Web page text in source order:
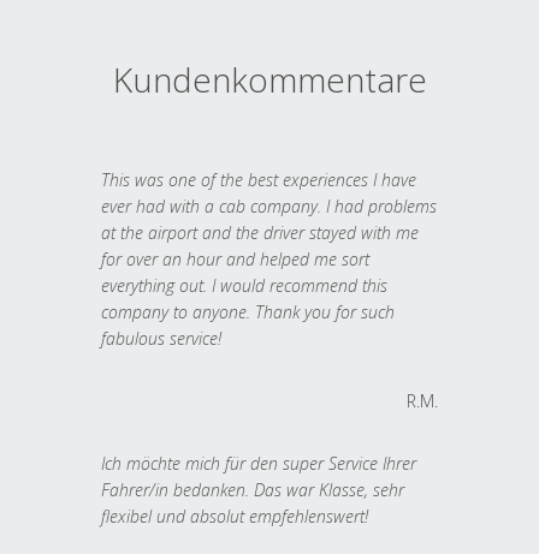
Kundenkommentare
This was one of the best experiences I have
ever had with a cab company. I had problems
at the airport and the driver stayed with me
for over an hour and helped me sort
everything out. I would recommend this
company to anyone. Thank you for such
fabulous service!
R.M.
Ich möchte mich für den super Service Ihrer
Fahrer/in bedanken. Das war Klasse, sehr
flexibel und absolut empfehlenswert!